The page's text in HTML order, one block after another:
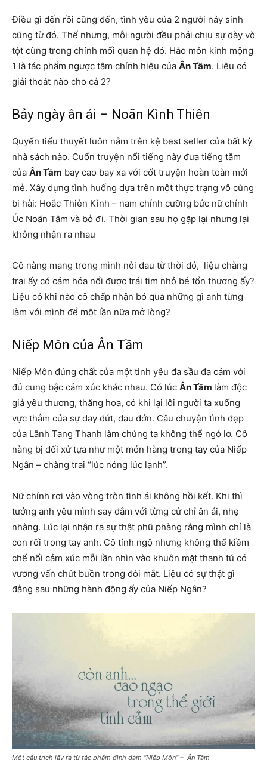
Điều gì đến rồi cũng đến, tình yêu của 2 người nảy sinh
cũng từ đó. Thế nhưng, mỗi người đều phải chịu sự dày vò
tột cùng trong chính mối quan hệ đó. Hào môn kinh mộng
1 là tác phẩm ngược tâm chính hiệu của Ân Tầm. Liệu có
giải thoát nào cho cả 2?
Bảy ngày ân ái – Noãn Kình Thiên
Quyển tiểu thuyết luôn nằm trên kệ best seller của bất kỳ
nhà sách nào. Cuốn truyện nổi tiếng này đưa tiếng tăm
của Ân Tầm bay cao bay xa với cốt truyện hoàn toàn mới
mẻ. Xây dựng tình huống dựa trên một thực trạng vô cùng
bi hài: Hoắc Thiên Kình – nam chính cưỡng bức nữ chính
Úc Noãn Tâm và bỏ đi. Thời gian sau họ gặp lại nhưng lại
không nhận ra nhau
Cô nàng mang trong mình nỗi đau từ thời đó, liệu chàng
trai ấy có cảm hóa nổi được trái tim nhỏ bé tổn thương ấy?
Liệu có khi nào cô chấp nhận bỏ qua những gì anh từng
làm với mình để một lần nữa mở lòng?
Niếp Môn của Ân Tầm
Niếp Môn đúng chất của một tình yêu đa sầu đa cảm với
đủ cung bậc cảm xúc khác nhau. Có lúc Ân Tầm làm độc
giả yêu thương, thăng hoa, có khi lại lôi người ta xuống
vực thẳm của sự day dứt, đau đớn. Câu chuyện tình đẹp
của Lãnh Tang Thanh làm chúng ta không thể ngó lơ. Cô
nàng bị đối xử tựa như một món hàng trong tay của Niếp
Ngân – chàng trai “lúc nóng lúc lạnh”.
Nữ chính rơi vào vòng tròn tình ái không hồi kết. Khi thì
tưởng anh yêu mình say đắm với từng cử chỉ ân ái, nhẹ
nhàng. Lúc lại nhận ra sự thật phũ phàng rằng mình chỉ là
con rối trong tay anh. Cô tỉnh ngộ nhưng không thể kiềm
chế nổi cảm xúc mỗi lần nhìn vào khuôn mặt thanh tú có
vương vấn chút buồn trong đôi mắt. Liệu có sự thật gì
đằng sau những hành động ấy của Niếp Ngân?
Một câu trích lấy ra từ tác phẩm đình đám “Niếp Môn” – Ân Tầm